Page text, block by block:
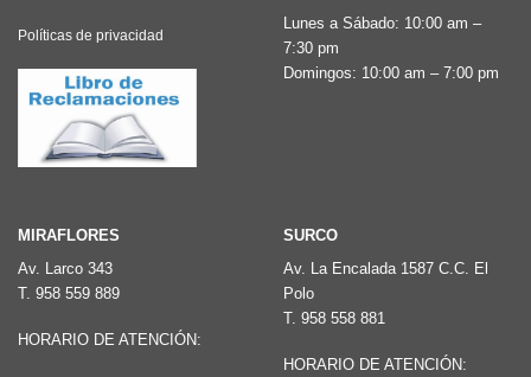
Políticas de privacidad
Lunes a Sábado: 10:00 am –
7:30 pm
Domingos: 10:00 am – 7:00 pm
MIRAFLORES
Av. Larco 343
T. 958 559 889
HORARIO DE ATENCIÓN:
SURCO
Av. La Encalada 1587 C.C. El
Polo
T. 958 558 881
HORARIO DE ATENCIÓN: